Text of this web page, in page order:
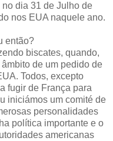
dia 31 de Julho de
nos EUA naquele ano.
então?
biscates, quando,
de um pedido de
Todos, excepto
fugir de França para
iniciámos um comité de
personalidades
política importante e o
americanas